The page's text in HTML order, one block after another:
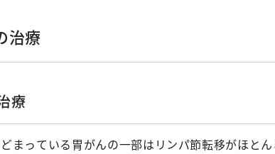
治療
療
まっている胃がんの一部はリンパ節転移がほと